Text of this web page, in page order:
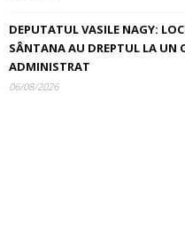
DEPUTATUL VASILE NAGY:
SÂNTANA AU DREPTUL LA UN
ADMINISTRAT
06/08/2026